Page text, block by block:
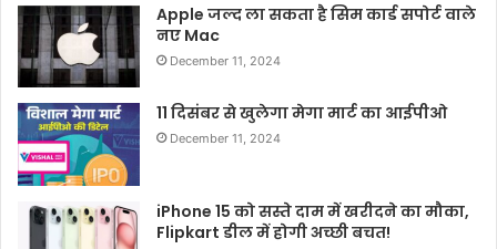
Apple जल्द ला सकता है सिम कार्ड सपोर्ट वाले
नए Mac
December 11, 2024
11 दिसंबर से खुलेगा मेगा मार्ट का आईपीओ
December 11, 2024
iPhone 15 को सस्ते दाम में खरीदने का मौका,
Flipkart डील में होगी अच्छी बचत!